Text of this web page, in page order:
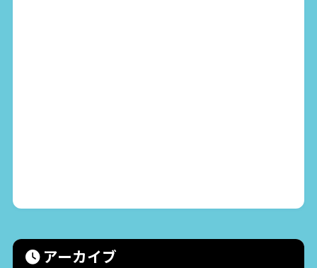
アーカイブ